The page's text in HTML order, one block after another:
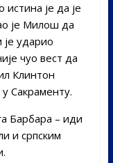
је да је
је Милош да
је ударио
чуо вест да
Клинтон
Сакраменту.
Барбара – иди
и српским